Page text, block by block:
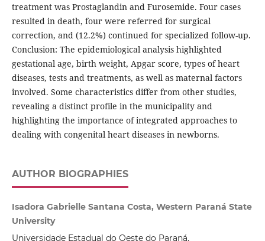
treatment was Prostaglandin and Furosemide. Four cases
resulted in death, four were referred for surgical
correction, and (12.2%) continued for specialized follow-up.
Conclusion: The epidemiological analysis highlighted
gestational age, birth weight, Apgar score, types of heart
diseases, tests and treatments, as well as maternal factors
involved. Some characteristics differ from other studies,
revealing a distinct profile in the municipality and
highlighting the importance of integrated approaches to
dealing with congenital heart diseases in newborns.
AUTHOR BIOGRAPHIES
Isadora Gabrielle Santana Costa, Western Paraná State
University
Universidade Estadual do Oeste do Paraná.